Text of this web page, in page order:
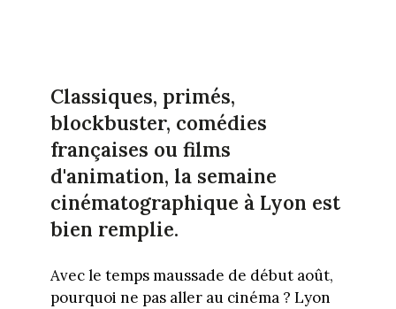
Classiques, primés,
blockbuster, comédies
françaises ou films
d'animation, la semaine
cinématographique à Lyon est
bien remplie.
Avec le temps maussade de début août,
pourquoi ne pas aller au cinéma ? Lyon